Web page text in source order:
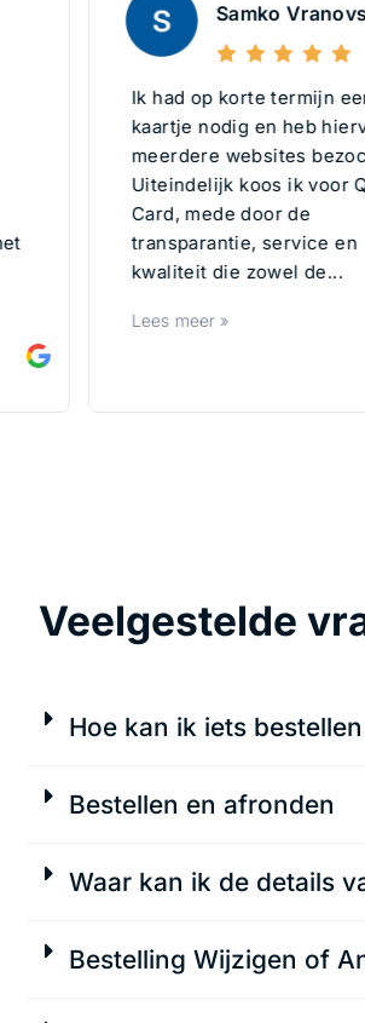
Samko Vranovsky
Ik had op korte termijn een
kaartje nodig en heb hiervoor
meerdere websites bezocht.
Uiteindelijk koos ik voor
Card, mede door de
transparantie, service en
kwaliteit die zowel de...
Lees meer »
Veelgestelde
Hoe kan ik iets
Bestellen en afronden
Waar kan ik de details
Bestelling Wijzigen of